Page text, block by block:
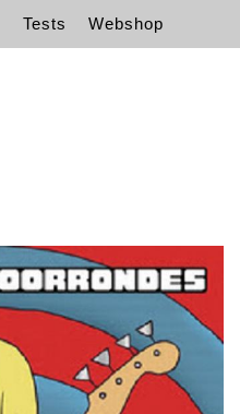
Tests Webshop